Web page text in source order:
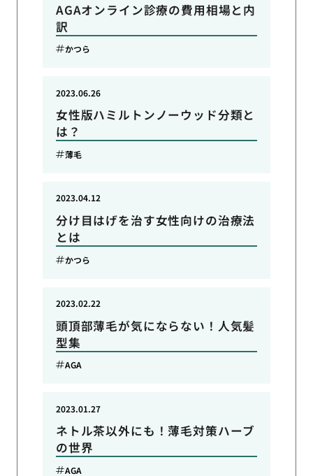
AGAオンライン診療の費用相場と内
訳
かつら
女性版ハミルトンノーウッド分類と
は？
2023.06.26
薄毛
分け目はげを治す女性向けの治療法
とは
2023.04.12
かつら
頭頂部薄毛が気にならない！人気髪
型集
2023.02.22
AGA
ネトル茶以外にも！薄毛対策ハーブ
の世界
2023.01.27
AGA